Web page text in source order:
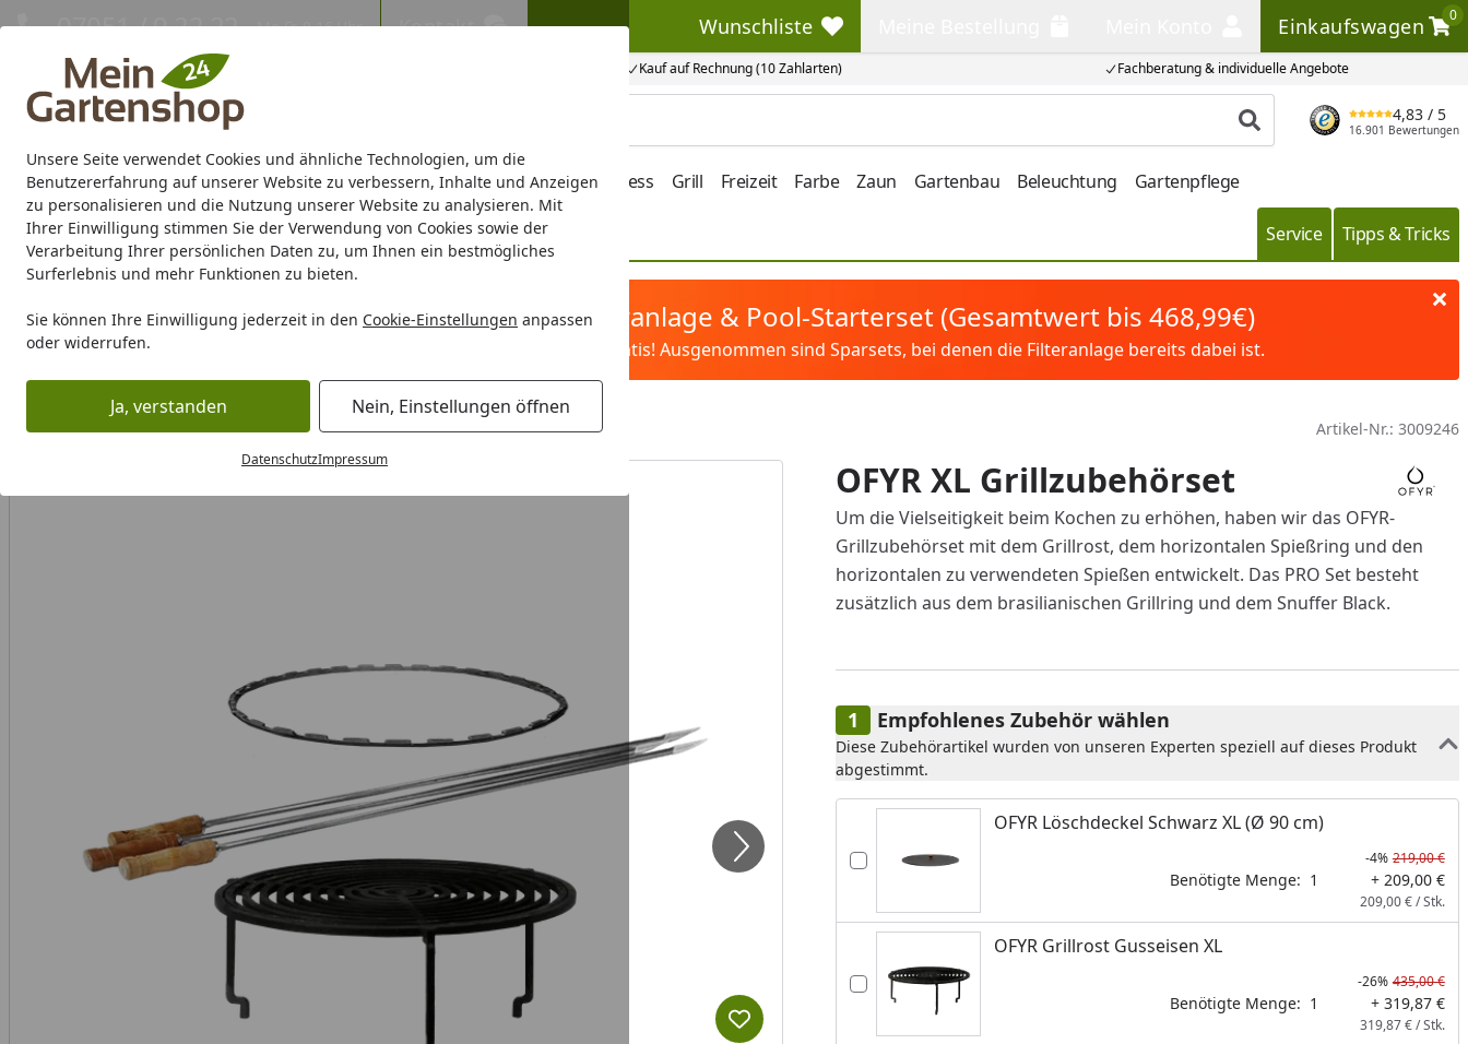
Unsere Seite verwendet Cookies und ähnliche Technologien, um die
Benutzererfahrung auf unserer Website zu verbessern, Inhalte und Anzeigen
zu personalisieren und die Nutzung unserer Website zu analysieren. Mit
Ihrer Einwilligung stimmen Sie der Verwendung von Cookies sowie der
Verarbeitung Ihrer persönlichen Daten zu, um Ihnen ein bestmögliches
Surferlebnis und mehr Funktionen zu bieten.
Sie können Ihre Einwilligung jederzeit in den Cookie-Einstellungen anpassen
oder widerrufen.
Ja, verstanden Nein, Einstellungen öffnen
DatenschutzImpressum
Eigene Montage-Teams Kauf auf Rechnung (10 Zahlarten) Fachberatung & individuelle Angebote
07051 / 9 22 22 Mo-Fr. 8-16 Uhr Kontakt Wunschliste
Wunschliste Einkaufswagen
0
Einkaufswagen
Produkt suchen
4,83 / 5
16.901 Bewertungen
Gartenhaus Gerätehaus Gewächshaus Carport/Garage/Vordach Wellness Grill Freizeit Farbe Zaun Gartenbau Beleuchtung Gartenpflege
Marken Sale % Service Tipps & Tricks
Karibu Pools inkl. gratis Sandfilteranlage & Pool-Starterset (Gesamtwert bis 468,99€)
Dein Traumpool im Sorglos-Paket: Filter&Pflege gratis! Ausgenommen sind Sparsets, bei denen die Filteranlage bereits dabei ist.
Grill Grill Marken Ofyr OFYR Grillzubehör OFYR XL Grillzubehörset Artikel-Nr.: 3009246
Produkt zur Wunschliste hinzufügen
OFYR XL Grillzubehörset
Um die Vielseitigkeit beim Kochen zu erhöhen, haben wir das OFYR-
Grillzubehörset mit dem Grillrost, dem horizontalen Spießring und den
horizontalen zu verwendeten Spießen entwickelt. Das PRO Set besteht
zusätzlich aus dem brasilianischen Grillring und dem Snuffer Black.
Empfohlenes Zubehör wählen
Diese Zubehörartikel wurden von unseren Experten speziell auf dieses Produkt
abgestimmt.
OFYR Löschdeckel Schwarz XL (Ø 90 cm)
-4% 219,00 €
Benötigte Menge: 1 + 209,00 €
209,00 € / Stk.
OFYR Grillrost Gusseisen XL
-26% 435,00 €
Benötigte Menge: 1 + 319,87 €
319,87 € / Stk.